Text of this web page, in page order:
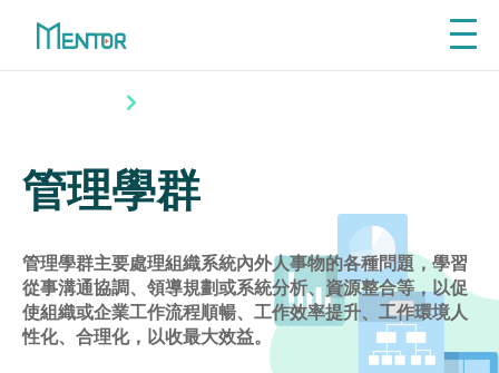
Explore
先了解自己喜歡的工作領域、再探索
功倍！
管理學群
管理學群主要處理組織系統內外人事物的各種問題，學習
從事溝通協調、領導規劃或系統分析、資源整合等，以促
使組織或企業工作流程順暢、工作效率提升、工作環境人
性化、合理化，以收最大效益。